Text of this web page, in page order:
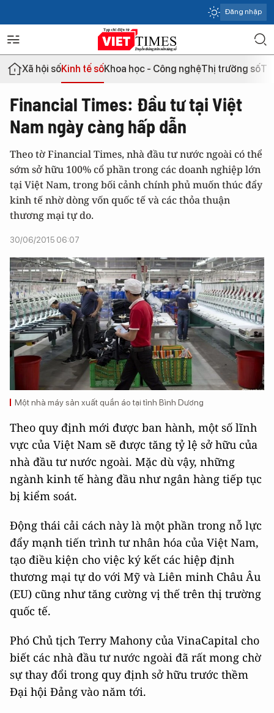
Đăng nhập
Xã hội sốKinh tế sốKhoa học - Công nghệThị trường số
Financial Times: Đầu tư tại Việt
Nam ngày càng hấp dẫn
Theo tờ Financial Times, nhà đầu tư nước ngoài có thể
sớm sở hữu 100% cổ phần trong các doanh nghiệp lớn
tại Việt Nam, trong bối cảnh chính phủ muốn thúc đẩy
kinh tế nhờ dòng vốn quốc tế và các thỏa thuận
thương mại tự do.
30/06/2015 06:07
Một nhà máy sản xuất quần áo tại tỉnh Bình Dương
Theo quy định mới được ban hành, một số lĩnh
vực của Việt Nam sẽ được tăng tỷ lệ sở hữu của
nhà đầu tư nước ngoài. Mặc dù vậy, những
ngành kinh tế hàng đầu như ngân hàng tiếp tục
bị kiểm soát.
Động thái cải cách này là một phần trong nỗ lực
đẩy mạnh tiến trình tư nhân hóa của Việt Nam,
tạo điều kiện cho việc ký kết các hiệp định
thương mại tự do với Mỹ và Liên minh Châu Âu
(EU) cũng như tăng cường vị thế trên thị trường
quốc tế.
Phó Chủ tịch Terry Mahony của VinaCapital cho
biết các nhà đầu tư nước ngoài đã rất mong chờ
sự thay đổi trong quy định sở hữu trước thềm
Đại hội Đảng vào năm tới.